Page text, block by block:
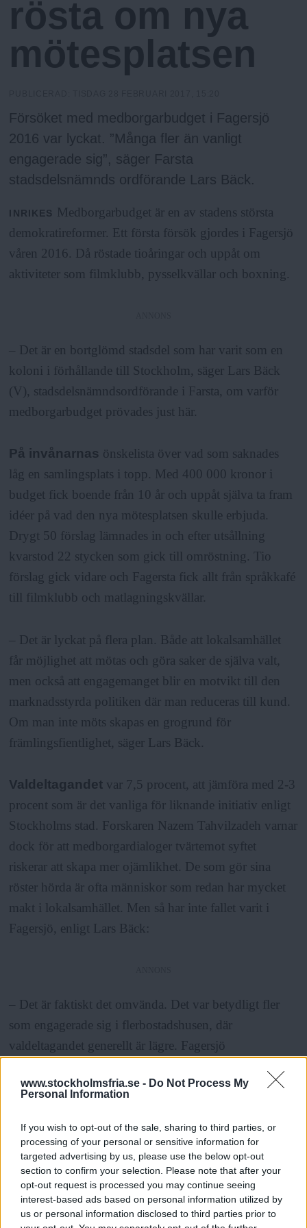
www.stockholmsfria.se - Do Not Process My
Personal Information
If you wish to opt-out of the sale, sharing to third parties, or
processing of your personal or sensitive information for
targeted advertising by us, please use the below opt-out
section to confirm your selection. Please note that after your
opt-out request is processed you may continue seeing
interest-based ads based on personal information utilized by
us or personal information disclosed to third parties prior to
a
rösta om nya
mötesplatsen
Försöket med medborgarbudget i Fagersjö
2016 var lyckat. ”Många fler än vanligt
engagerade sig”, säger Farsta
stadsdelsnämnds ordförande Lars Bäck.
INRIKES
Medborgarbudget är en av stadens största
demokratireformer. Ett första försök gjordes i Fagersjö
våren 2016. Då röstade tioåringar och uppåt om
aktiviteter som filmklubb, pysselkvällar och boxning.
– Det är en bortglömd stadsdel som har varit som en
koloni i förhållande till Stockholm, säger Lars Bäck
(V), stadsdelsnämndsordförande i Farsta, om varför
medborgarbudget prövades just här.
På invånarnas önskelista över vad som saknades
låg en samlingsplats i topp. Med 400 000 kronor i
budget fick boende från 10 år och uppåt själva ta fram
idéer på vad den nya mötesplatsen skulle erbjuda.
Drygt 50 förslag lämnades in och efter utsållning
kvarstod 22 stycken som gick till omröstning. Tio
förslag gick vidare och Fagersta fick allt från språkkafé
till filmklubb och matlagningskvällar.
– Det är lyckat på flera plan. Både att lokalsamhället
får möjlighet att mötas och göra saker de själva valt,
men också att engagemanget blir en motvikt till den
marknadsstyrda politiken där man reduceras till kund.
Om man inte möts skapas en grogrund för
främlingsfientlighet, säger Lars Bäck.
Valdeltagandet var 7,5 procent, att jämföra med 2-3
procent som är det vanliga för liknande initiativ enligt
Stockholms stad. Forskaren Nazem Tahvilzadeh varnar
dock för att medborgardialoger tvärtemot syftet
riskerar att skapa mer ojämlikhet. De som gör sina
röster hörda är ofta människor som redan har mycket
makt i lokalsamhället. Men så har inte fallet varit i
Fagersjö, enligt Lars Bäck:
– Det är faktiskt det omvända. Det var betydligt fler
som engagerade sig i flerbostadshusen, där
valdeltagandet generellt är lägre. Fagersjö
strandvilla kanske man har pengar att ta sig någonstans
Lars Bäck.
Efterpilotprojektet står en upprustning och
omgestaltning av parken Måsen och en förfallen
lekplats på tur. Och den här gången är budgeten 7,9